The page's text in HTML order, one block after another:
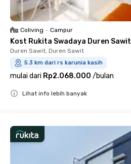
Coliving • Campur
Kost Rukita Swadaya Duren Sawit
Duren Sawit, Duren Sawit
5.3 km dari rs karunia kasih
mulai dari Rp2.068.000 /bulan
Lihat info lebih banyak